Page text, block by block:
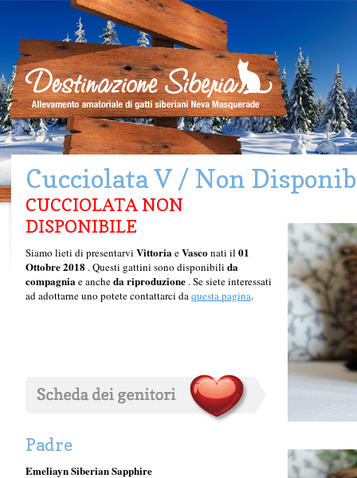
Cucciolata V / Non
CUCCIOLATA NON
DISPONIBILE
Siamo lieti di presentarvi VittoriaeVasconati il 01
Ottobre 2018 . Questi gattini sono disponibili da
compagniae ancheda riproduzione . Se siete interessati
ad adottarne uno potete contattarci daquesta pagina.
Padre
Emeliayn Siberian Sapphire